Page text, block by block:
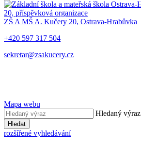
ZŠ A MŠ A. Kučery 20, Ostrava-Hrabůvka
+420 597 317 504
sekretar@zsakucery.cz
Mapa webu
Hledaný výraz
Hledat
rozšířené vyhledávání